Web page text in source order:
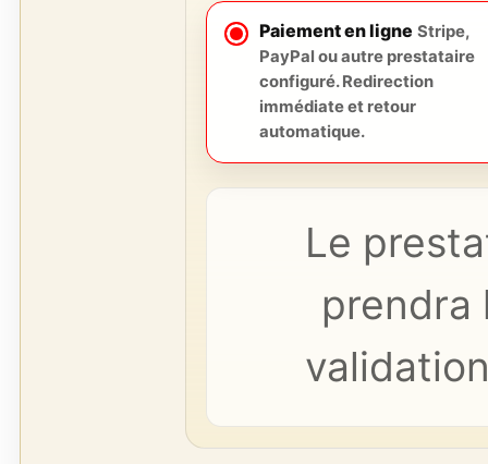
Paiement en ligne Stripe,
PayPal ou autre prestataire
configuré. Redirection
immédiate et retour
automatique.
Le
prendra